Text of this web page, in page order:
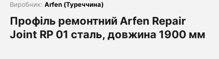
Виробник: Arfen (Туреччина)
Профіль ремонтний Arfen Repair
Joint RP 01 сталь, довжина 1900 мм